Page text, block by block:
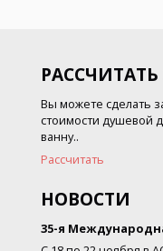
РАССЧИТАТЬ
Вы можете сделать
стоимости душевой
ванну..
Рассчитать
НОВОСТИ
35-я